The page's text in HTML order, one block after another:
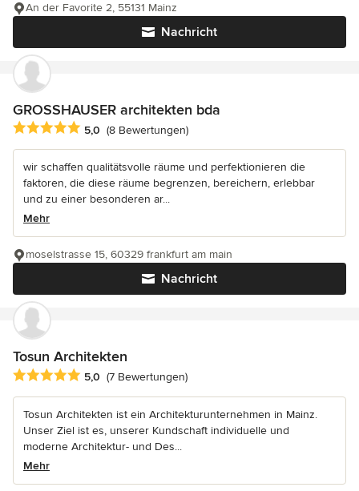
Nachricht
An der Favorite 2, 55131 Mainz
GROSSHAUSER architekten bda
Durchschnittliche Bewertung: 5 von 5 Sternen
5,0 (8 Bewertungen)
wir schaffen qualitätsvolle räume und perfektionieren die
faktoren, die diese räume begrenzen, bereichern, erlebbar
und zu einer besonderen ar...
Mehr
Nachricht
moselstrasse 15, 60329 frankfurt am main
Tosun Architekten
Durchschnittliche Bewertung: 5 von 5 Sternen
5,0 (7 Bewertungen)
Tosun Architekten ist ein Architekturunternehmen in Mainz.
Unser Ziel ist es, unserer Kundschaft individuelle und
moderne Architektur- und Des...
Mehr